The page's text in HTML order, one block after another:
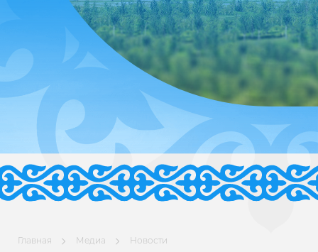
Главная Медиа Новости